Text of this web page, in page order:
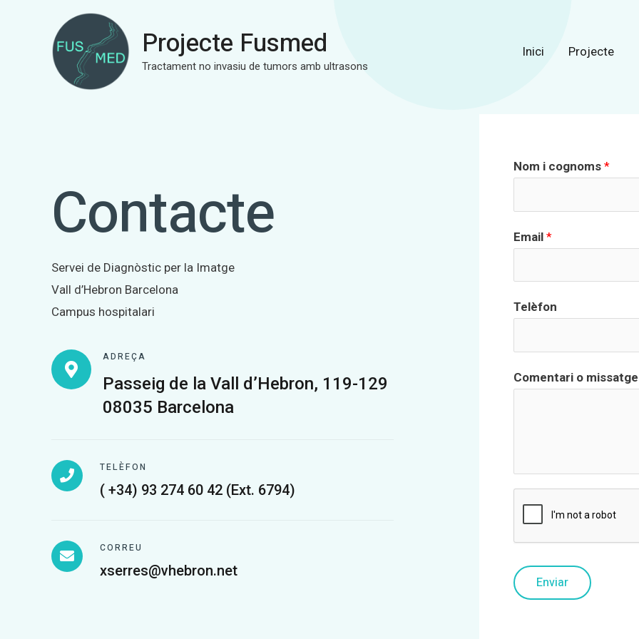
Projecte Fusmed
Tractament no invasiu de tumors amb ultrasons
Inici Projecte
Contacte
Servei de Diagnòstic per la Imatge
Vall d’Hebron Barcelona
Campus hospitalari
ADREÇA
Passeig de la Vall d’Hebron, 119-129
08035 Barcelona
TELÈFON
( +34) 93 274 60 42 (Ext. 6794)
CORREU
xserres@vhebron.net
Nom i cognoms *
Email *
Telèfon
Comentari o
Enviar